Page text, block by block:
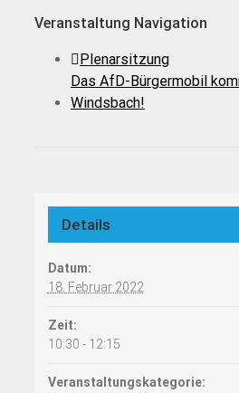
Veranstaltung Navigation
Plenarsitzung
Das AfD-Bürgermobil
Windsbach!
Details
Datum:
18. Februar 2022
Zeit:
10:30 - 12:15
Veranstaltungskategorie: